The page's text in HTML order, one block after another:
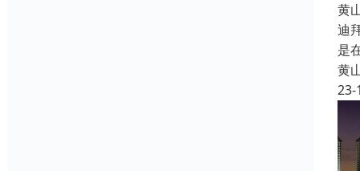
黄
迪
是
黄
23-